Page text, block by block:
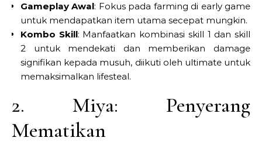
Gameplay Awal: Fokus pada farming di early game
untuk mendapatkan item utama secepat mungkin.
Kombo Skill: Manfaatkan kombinasi skill 1 dan skill
2 untuk mendekati dan memberikan damage
signifikan kepada musuh, diikuti oleh ultimate untuk
memaksimalkan lifesteal.
2. Miya: Penyerang
Mematikan